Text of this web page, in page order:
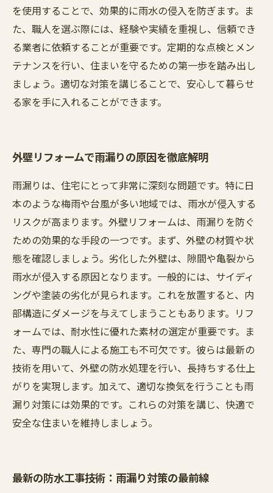
を使用することで、効果的に雨水の侵入を防ぎます。ま
た、職人を選ぶ際には、経験や実績を重視し、信頼でき
る業者に依頼することが重要です。定期的な点検とメン
テナンスを行い、住まいを守るための第一歩を踏み出し
ましょう。適切な対策を講じることで、安心して暮らせ
る家を手に入れることができます。
外壁リフォームで雨漏りの原因を徹底解明
雨漏りは、住宅にとって非常に深刻な問題です。特に日
本のような梅雨や台風が多い地域では、雨水が侵入する
リスクが高まります。外壁リフォームは、雨漏りを防ぐ
ための効果的な手段の一つです。まず、外壁の材質や状
態を確認しましょう。劣化した外壁は、隙間や亀裂から
雨水が侵入する原因となります。一般的には、サイディ
ングや塗装の劣化が見られます。これを放置すると、内
部構造にダメージを与えてしまうこともあります。リフ
ォームでは、耐水性に優れた素材の選定が重要です。ま
た、専門の職人による施工も不可欠です。彼らは最新の
技術を用いて、外壁の防水処理を行い、長持ちする仕上
がりを実現します。加えて、適切な換気を行うことも雨
漏り対策には効果的です。これらの対策を講じ、快適で
安全な住まいを維持しましょう。
最新の防水工事技術：雨漏り対策の最前線